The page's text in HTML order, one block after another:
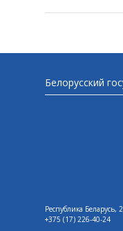
Белорусский
Республика Беларусь,
+375 (17) 226-40-24